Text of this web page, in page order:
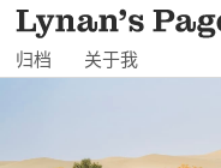
归档 关于我